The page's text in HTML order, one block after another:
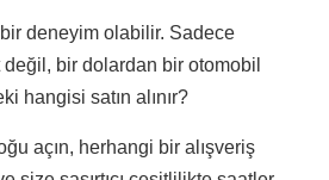
bir deneyim olabilir. Sadece
bir dolardan bir otomobil
hangisi satın alınır?
açın, herhangi bir alışveriş